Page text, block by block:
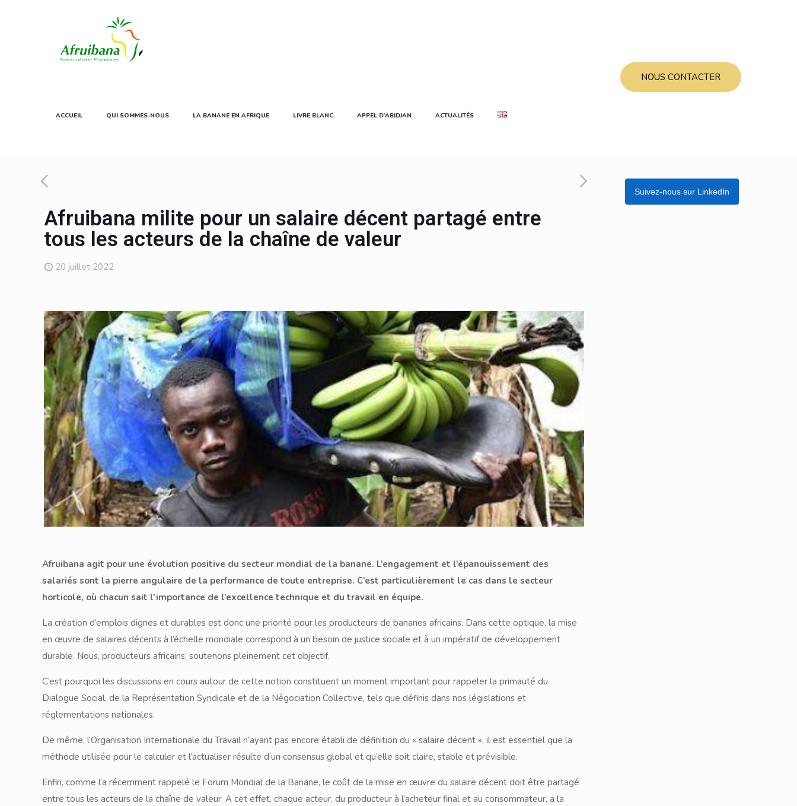
ACCUEIL QUI SOMMES-NOUS LA BANANE EN AFRIQUE LIVRE BLANC APPEL D’ABIDJAN ACTUALITÉS
NOUS CONTACTER
Afruibana milite pour un salaire décent partagé entre
tous les acteurs de la chaîne de valeur
20 juillet 2022
Afruibana agit pour une évolution positive du secteur mondial de la banane. L’engagement et l’épanouissement des
salariés sont la pierre angulaire de la performance de toute entreprise. C’est particulièrement le cas dans le secteur
horticole, où chacun sait l’importance de l’excellence technique et du travail en équipe.
La création d’emplois dignes et durables est donc une priorité pour les producteurs de bananes africains. Dans cette optique, la mise
en œuvre de salaires décents à l’échelle mondiale correspond à un besoin de justice sociale et à un impératif de développement
durable. Nous, producteurs africains, soutenons pleinement cet objectif.
C’est pourquoi les discussions en cours autour de cette notion constituent un moment important pour rappeler la primauté du
Dialogue Social, de la Représentation Syndicale et de la Négociation Collective, tels que définis dans nos législations et
réglementations nationales.
De même, l’Organisation Internationale du Travail n’ayant pas encore établi de définition du « salaire décent », il est essentiel que la
méthode utilisée pour le calculer et l’actualiser résulte d’un consensus global et qu’elle soit claire, stable et prévisible.
Enfin, comme l’a récemment rappelé le Forum Mondial de la Banane, le coût de la mise en œuvre du salaire décent doit être partagé
entre tous les acteurs de la chaîne de valeur. A cet effet, chaque acteur, du producteur à l’acheteur final et au consommateur, a la
Suivez-nous sur LinkedIn